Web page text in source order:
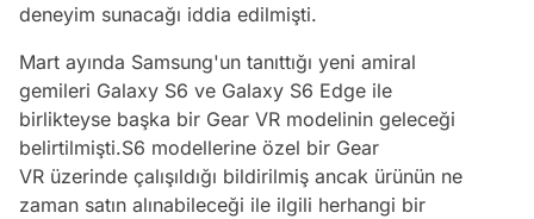
deneyim sunacağı iddia edilmişti.
Mart ayında Samsung'un tanıttığı yeni amiral
gemileri Galaxy S6 ve Galaxy S6 Edge ile
birlikteyse başka bir Gear VR modelinin geleceği
belirtilmişti.S6 modellerine özel bir Gear
VR üzerinde çalışıldığı bildirilmiş ancak ürünün ne
zaman satın alınabileceği ile ilgili herhangi bir